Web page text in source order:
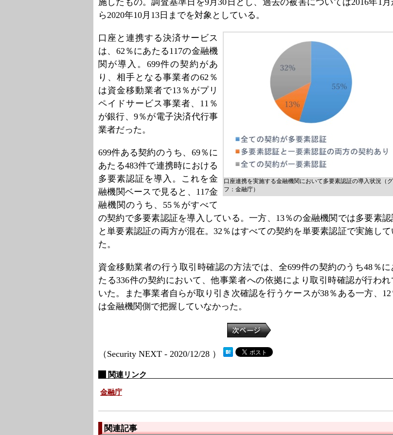
施したもの。調査基準日を9月30日とし、過去の被害については2016年1月
ら2020年10月13日までを対象としている。
口座連携を実施する金融機関において多要素認証の導入状況（
フ：金融庁）
口座と連携する決済サービス
は、62％にあたる117の金融機
関が導入。699件の契約があ
り、相手となる事業者の62％
は資金移動業者で13％がプリ
ペイドサービス事業者、11％
が銀行、9％が電子決済代行事
業者だった。
699件ある契約のうち、69％に
あたる483件で連携時における
多要素認証を導入。これを金
融機関ベースで見ると、117金
融機関のうち、55％がすべて
の契約で多要素認証を導入している。一方、13％の金融機関では多要素認
と単要素認証の両方が混在。32％はすべての契約を単要素認証で実施して
た。
資金移動業者の行う取引時確認の方法では、全699件の契約のうち48％に
たる336件の契約において、他事業者への依拠により取引時確認が行われ
いた。また事業者自らが取り引き次確認を行うケースが38％ある一方、12
は金融機関側で把握していなかった。
（Security NEXT - 2020/12/28 ）
関連リンク
金融庁
関連記事